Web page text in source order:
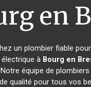
en
un plombier fiable
à Bourg en
équipe de
qualité pour tous vos